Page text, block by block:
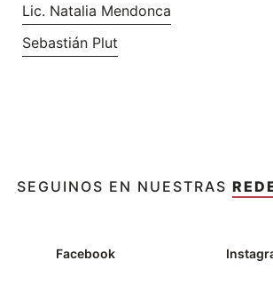
Lic. Natalia Mendonca
Sebastián Plut
SEGUINOS EN NUESTRAS
Facebook